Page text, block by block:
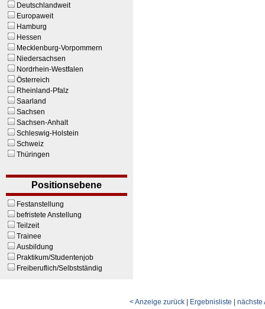
Deutschlandweit
Europaweit
Hamburg
Hessen
Mecklenburg-Vorpommern
Niedersachsen
Nordrhein-Westfalen
Österreich
Rheinland-Pfalz
Saarland
Sachsen
Sachsen-Anhalt
Schleswig-Holstein
Schweiz
Thüringen
Positionsebene
Festanstellung
befristete Anstellung
Teilzeit
Trainee
Ausbildung
Praktikum/Studentenjob
Freiberuflich/Selbstständig
< Anzeige zurück Ergebnisliste nächste